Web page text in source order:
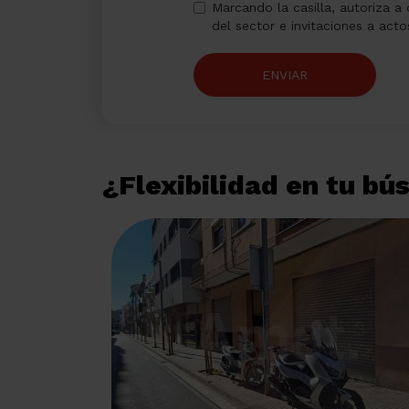
Marcando la casilla, autoriza
del sector e invitaciones a
ENVIAR
¿Flexibilidad en tu